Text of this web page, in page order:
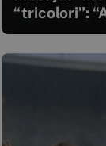
“tricolori”: